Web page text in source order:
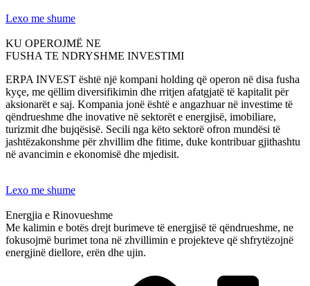
Lexo me shume
KU OPEROJMË NE
FUSHA TE NDRYSHME INVESTIMI
ERPA INVEST është një kompani holding që operon në disa fusha
kyçe, me qëllim diversifikimin dhe rritjen afatgjatë të kapitalit për
aksionarët e saj. Kompania jonë është e angazhuar në investime të
qëndrueshme dhe inovative në sektorët e energjisë, imobiliare,
turizmit dhe bujqësisë. Secili nga këto sektorë ofron mundësi të
jashtëzakonshme për zhvillim dhe fitime, duke kontribuar gjithashtu
në avancimin e ekonomisë dhe mjedisit.
Lexo me shume
Energjia e Rinovueshme
Me kalimin e botës drejt burimeve të energjisë të qëndrueshme, ne
fokusojmë burimet tona në zhvillimin e projekteve që shfrytëzojnë
energjinë diellore, erën dhe ujin.